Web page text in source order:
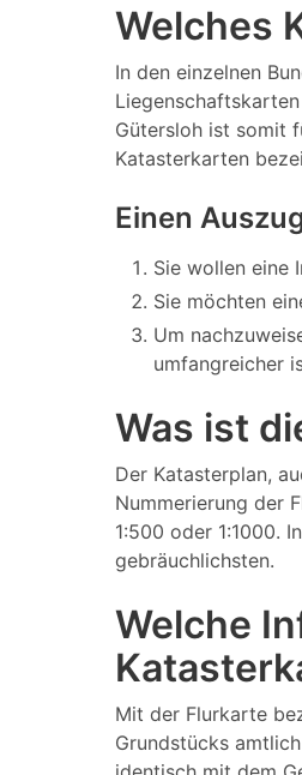
Welches
In den einzelnen
Gütersloh ist somit
Katasterkarten
Einen
Sie wollen eine
Sie möchten
Um
umfangreicher
Was ist
Der Katasterplan,
Nummerierung der
1:500 oder 1:1000.
gebräuchlichsten.
Welche
Mit der Flurkarte
Grundstücks